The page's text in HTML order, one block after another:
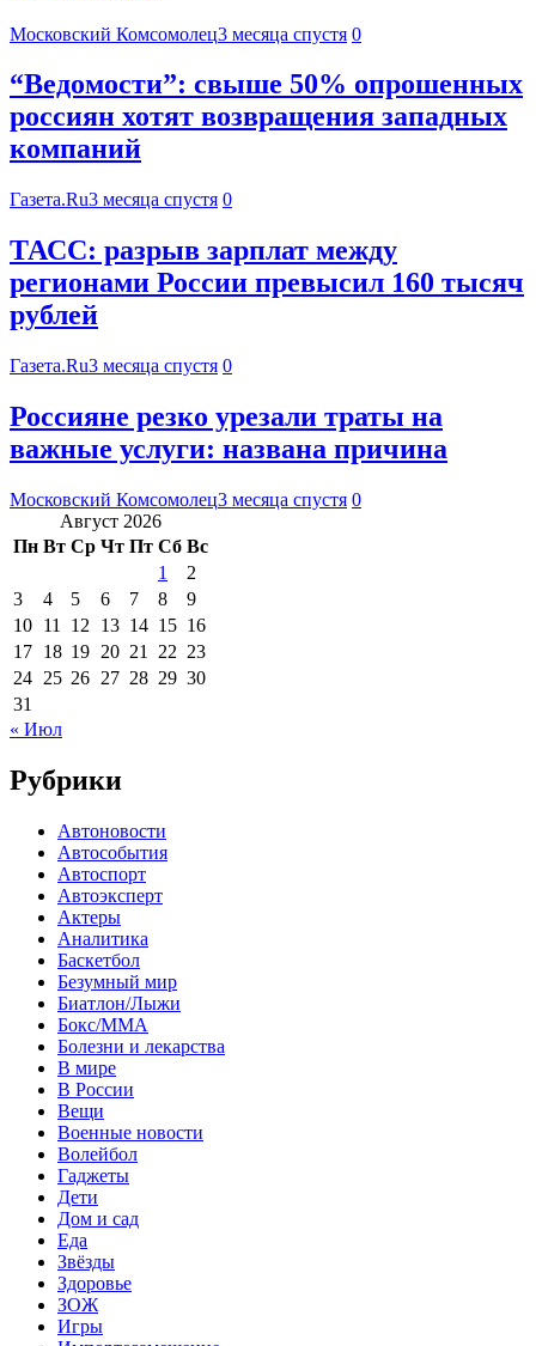
Московский Комсомолец3 месяца спустя 0
“Ведомости”: свыше 50% опрошенных
россиян хотят возвращения западных
компаний
Газета.Ru3 месяца спустя 0
ТАСС: разрыв зарплат между
регионами России превысил 160 тысяч
рублей
Газета.Ru3 месяца спустя 0
Россияне резко урезали траты на
важные услуги: названа причина
Московский Комсомолец3 месяца спустя 0
Август 2026
Пн Вт Ср Чт Пт Сб Вс
1
2
3
4 5 6 7 8
9
10 11 12 13 14 15 16
17 18 19 20 21 22 23
24 25 26 27 28 29 30
31
« Июл
Рубрики
Автоновости
Автособытия
Автоспорт
Автоэксперт
Актеры
Аналитика
Баскетбол
Безумный мир
Биатлон/Лыжи
Бокс/MMA
Болезни и лекарства
В мире
В России
Вещи
Военные новости
Волейбол
Гаджеты
Дети
Дом и сад
Еда
Звёзды
Здоровье
ЗОЖ
Игры